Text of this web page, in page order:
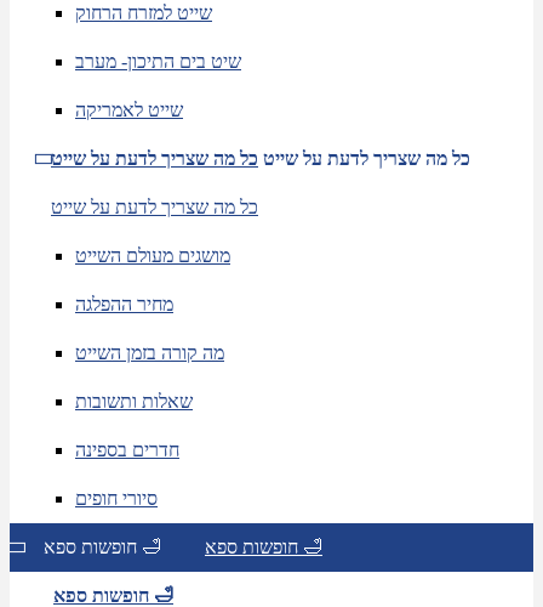
שייט למזרח הרחוק
שיט בים התיכון- מערב
שייט לאמריקה
כל מה שצריך לדעת על שייט כל מה שצריך לדעת על שייט
כל מה שצריך לדעת על שייט
מושגים מעולם השייט
מחיר ההפלגה
מה קורה בזמן השייט
שאלות ותשובות
חדרים בספינה
סיורי חופים
חופשות ספא 🛁 חופשות ספא 🛁
חופשות ספא 🛁